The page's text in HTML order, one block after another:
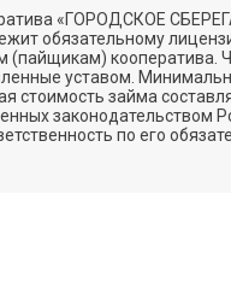
«ГОРОДСКОЕ
обязательному
кооператива.
уставом.
стоимость займа
по его